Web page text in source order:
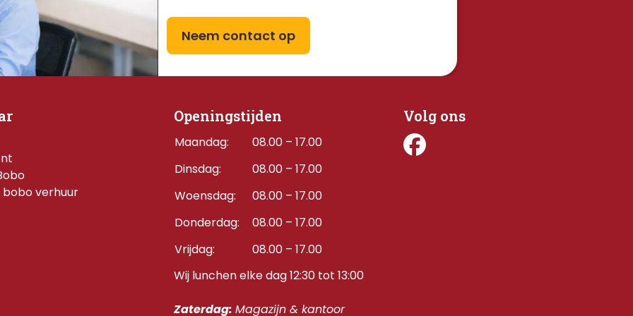
Neem contact op
verhuur
Openingstijden
Maandag:
08.00 – 17.00
Dinsdag:
08.00 – 17.00
Woensdag:
08.00 – 17.00
Donderdag: 08.00 – 17.00
Vrijdag:
08.00 – 17.00
Wij lunchen elke dag 12:30 tot 13:00
Zaterdag: Magazijn & kantoor
Volg ons